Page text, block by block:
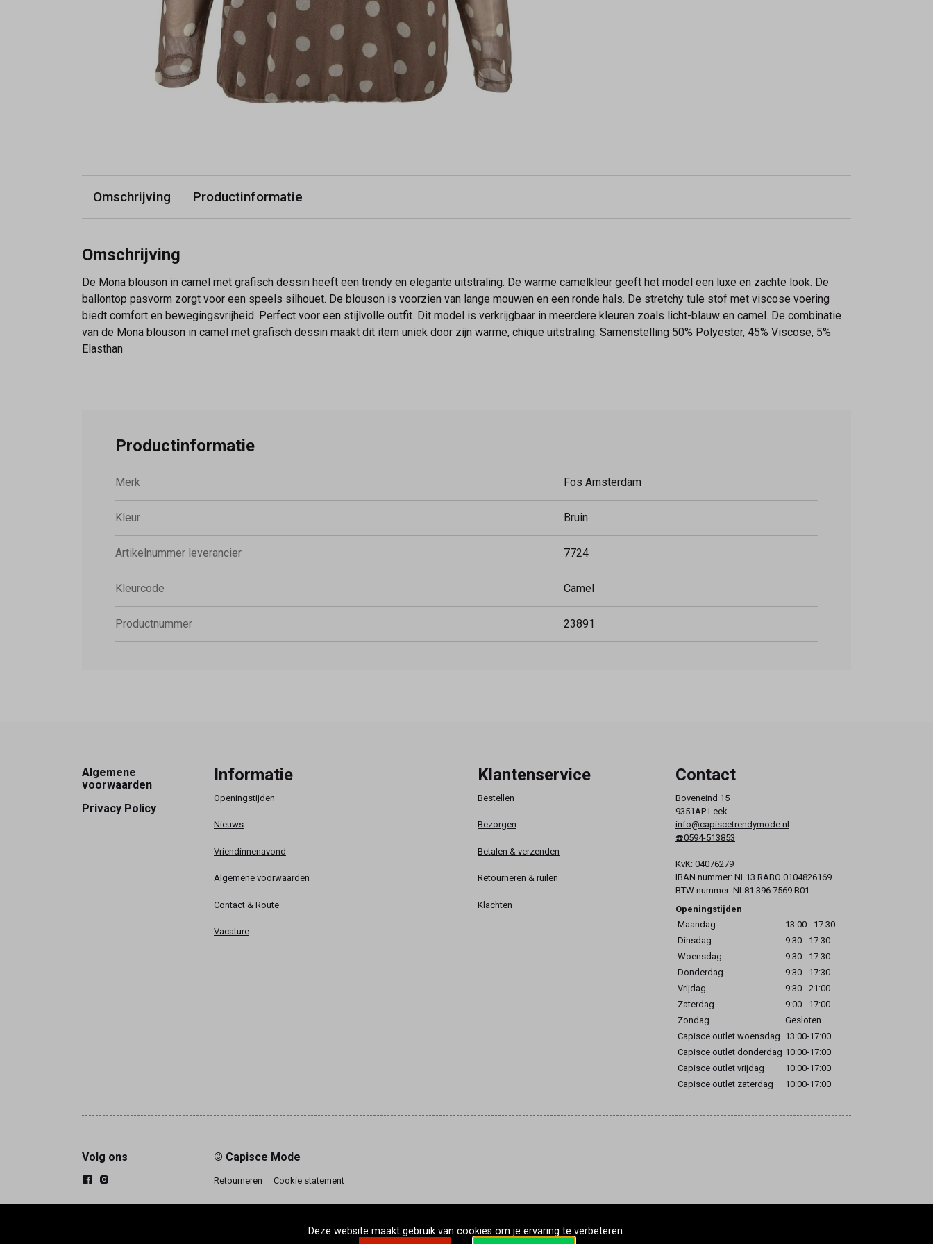
Omschrijving Productinformatie
Omschrijving
De Mona blouson in camel met grafisch dessin heeft een trendy en elegante uitstraling. De warme camelkleur geeft het model een luxe en zachte look. De
ballontop pasvorm zorgt voor een speels silhouet. De blouson is voorzien van lange mouwen en een ronde hals. De stretchy tule stof met viscose voering
biedt comfort en bewegingsvrijheid. Perfect voor een stijlvolle outfit. Dit model is verkrijgbaar in meerdere kleuren zoals licht-blauw en camel. De combinatie
van de Mona blouson in camel met grafisch dessin maakt dit item uniek door zijn warme, chique uitstraling. Samenstelling 50% Polyester, 45% Viscose, 5%
Elasthan
Productinformatie
Merk Fos Amsterdam
Kleur Bruin
Artikelnummer leverancier 7724
Kleurcode Camel
Productnummer 23891
Footer
Algemene
voorwaarden
Privacy Policy
Informatie
Openingstijden
Nieuws
Vriendinnenavond
Algemene voorwaarden
Contact & Route
Vacature
Klantenservice
Bestellen
Bezorgen
Betalen & verzenden
Retourneren & ruilen
Klachten
Contact
Boveneind 15
9351AP Leek
info@capiscetrendymode.nl
☎️0594-513853
KvK: 04076279
IBAN nummer: NL13 RABO 0104826169
BTW nummer: NL81 396 7569 B01
Openingstijden
Maandag
13:00 - 17:30
Dinsdag
9:30 - 17:30
Woensdag
9:30 - 17:30
Donderdag
9:30 - 17:30
Vrijdag
9:30 - 21:00
Zaterdag
9:00 - 17:00
Zondag
Gesloten
Capisce outlet woensdag 13:00-17:00
Capisce outlet donderdag 10:00-17:00
Capisce outlet vrijdag
10:00-17:00
Capisce outlet zaterdag
10:00-17:00
Volg ons © Capisce Mode
Retourneren Cookie statement
Deze website maakt gebruik van cookies om je ervaring te verbeteren.